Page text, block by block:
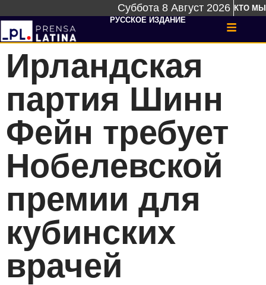
Суббота 8 Август 2026 КТО МЫ
РУССКОЕ ИЗДАНИЕ
Ирландская
партия Шинн
Фейн требует
Нобелевской
премии для
кубинских
врачей